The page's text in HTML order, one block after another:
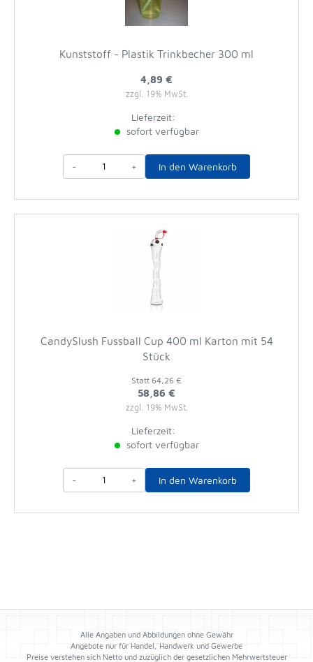
Kunststoff - Plastik Trinkbecher 300 ml
4,89 €
zzgl. 19% MwSt.
Lieferzeit:
sofort verfügbar
- + In den Warenkorb
CandySlush Fussball Cup 400 ml Karton mit 54
Stück
Statt 64,26 €
58,86 €
zzgl. 19% MwSt.
Lieferzeit:
sofort verfügbar
- + In den Warenkorb
Alle Angaben und Abbildungen ohne Gewähr
Angebote nur für Handel, Handwerk und Gewerbe
Preise verstehen sich Netto und zuzüglich der gesetzlichen Mehrwertsteuer